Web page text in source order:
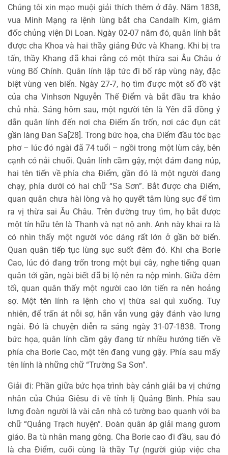
Chúng tôi xin mạo muội giải thích thêm ở đây. Năm 1838,
vua Minh Mạng ra lệnh lùng bắt cha Candalh Kim, giám
đốc chủng viện Di Loan. Ngày 02-07 năm đó, quân lính bắt
được cha Khoa và hai thầy giảng Đức và Khang. Khi bị tra
tấn, thầy Khang đã khai rằng có một thừa sai Âu Châu ở
vùng Bố Chính. Quân lính lập tức đi bố ráp vùng này, đặc
biệt vùng ven biển. Ngày 27-7, họ tìm được một số đồ vật
của cha Vinhsơn Nguyễn Thế Điểm và bắt đầu tra khảo
chủ nhà. Sáng hôm sau, một người tên là Yên đã đồng ý
dẫn quân lính đến nơi cha Điểm ẩn trốn, nơi các đụn cát
gần làng Đan Sa[28]. Trong bức họa, cha Điểm đầu tóc bạc
phơ – lúc đó ngài đã 74 tuổi – ngồi trong một lùm cây, bên
cạnh có nải chuối. Quân lính cầm gậy, một đám đang núp,
hai tên tiến về phía cha Điểm, gần đó là một người đang
chạy, phía dưới có hai chữ “Sa Sơn”. Bắt được cha Điểm,
quan quân chưa hài lòng và họ quyết tâm lùng sục để tìm
ra vị thừa sai Âu Châu. Trên đường truy tìm, họ bắt được
một tín hữu tên là Thanh và nạt nộ anh. Anh này khai ra là
có nhìn thấy một người vóc dáng rất lớn ở gần bờ biển.
Quan quân tiếp tục lùng sục suốt đêm đó. Khi cha Borie
Cao, lúc đó đang trốn trong một bụi cây, nghe tiếng quan
quân tới gần, ngài biết đã bị lộ nên ra nộp mình. Giữa đêm
tối, quan quân thấy một người cao lớn tiến ra nên hoảng
sợ. Một tên lính ra lệnh cho vị thừa sai quì xuống. Tuy
nhiên, để trấn át nỗi sợ, hắn vẫn vung gậy đánh vào lưng
ngài. Đó là chuyện diễn ra sáng ngày 31-07-1838. Trong
bức họa, quân lính cầm gậy đang từ nhiều hướng tiến về
phía cha Borie Cao, một tên đang vung gậy. Phía sau mấy
tên lính là những chữ “Trường Sa Sơn”.
Giải đi: Phần giữa bức họa trình bày cảnh giải ba vị chứng
nhân của Chúa Giêsu đi về tỉnh lị Quảng Bình. Phía sau
lưng đoàn người là vài căn nhà có tường bao quanh với ba
chữ “Quảng Trạch huyện”. Đoàn quân áp giải mang gươm
giáo. Ba tù nhân mang gông. Cha Borie cao đi đầu, sau đó
là cha Điểm, cuối cùng là thầy Tự (người giúp việc cha